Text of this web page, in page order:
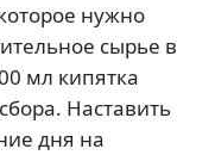
нужно
сырье в
мл кипятка
Наставить
дня на